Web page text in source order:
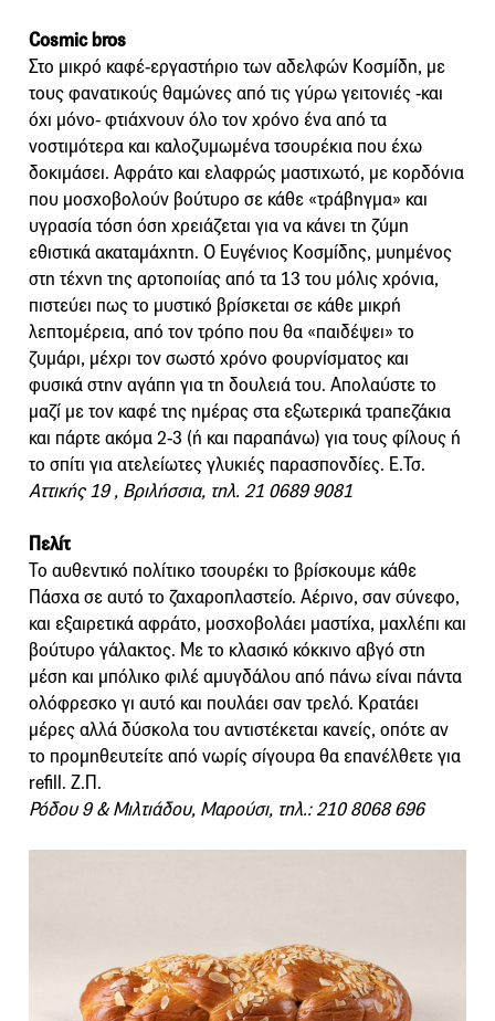
Cosmic bros
Στο μικρό καφέ-εργαστήριο των αδελφών Κοσμίδη, με
τους φανατικούς θαμώνες από τις γύρω γειτονιές -και
όχι μόνο- φτιάχνουν όλο τον χρόνο ένα από τα
νοστιμότερα και καλοζυμωμένα τσουρέκια που έχω
δοκιμάσει. Αφράτο και ελαφρώς μαστιχωτό, με κορδόνια
που μοσχοβολούν βούτυρο σε κάθε «τράβηγμα» και
υγρασία τόση όση χρειάζεται για να κάνει τη ζύμη
εθιστικά ακαταμάχητη. Ο Ευγένιος Κοσμίδης, μυημένος
στη τέχνη της αρτοποιίας από τα 13 του μόλις χρόνια,
πιστεύει πως το μυστικό βρίσκεται σε κάθε μικρή
λεπτομέρεια, από τον τρόπο που θα «παιδέψει» το
ζυμάρι, μέχρι τον σωστό χρόνο φουρνίσματος και
φυσικά στην αγάπη για τη δουλειά του. Απολαύστε το
μαζί με τον καφέ της ημέρας στα εξωτερικά τραπεζάκια
και πάρτε ακόμα 2-3 (ή και παραπάνω) για τους φίλους ή
το σπίτι για ατελείωτες γλυκιές παρασπονδίες. Ε.Τσ.
Αττικής 19 , Βριλήσσια, τηλ. 21 0689 9081
Πελίτ
Το αυθεντικό πολίτικο τσουρέκι το βρίσκουμε κάθε
Πάσχα σε αυτό το ζαχαροπλαστείο. Αέρινο, σαν σύνεφο,
και εξαιρετικά αφράτο, μοσχοβολάει μαστίχα, μαχλέπι και
βούτυρο γάλακτος. Με το κλασικό κόκκινο αβγό στη
μέση και μπόλικο φιλέ αμυγδάλου από πάνω είναι πάντα
ολόφρεσκo γι αυτό και πουλάει σαν τρελό. Κρατάει
μέρες αλλά δύσκολα του αντιστέκεται κανείς, οπότε αν
το προμηθευτείτε από νωρίς σίγουρα θα επανέλθετε για
refill. Ζ.Π.
Ρόδου 9 & Μιλτιάδου, Μαρούσι, τηλ.: 210 8068 696